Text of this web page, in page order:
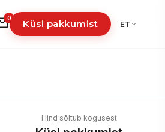
0
Küsi pakkumist ET
Hind sõltub kogusest